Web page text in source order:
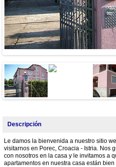
Descripción
Le damos la bienvenida a nuestro sitio
visitarnos en Porec, Croacia - Istria. Nos
con nosotros en la casa y le invitamos a
apartamentos en nuestra casa están